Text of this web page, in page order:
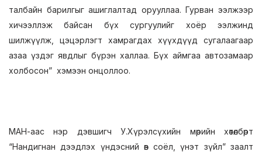
талбайн барилгыг ашиглалтад орууллаа. Гурван ээлжээр
хичээллэж байсан бүх сургуулийг хоёр ээлжинд
шилжүүлж, цэцэрлэгт хамрагдах хүүхдүүд сугалаагаар
азаа үздэг явдлыг бүрэн халлаа. Бүх аймгаа автозамаар
холбосон” хэмээн онцоллоо.
МАН-аас нэр дэвшигч У.Хүрэлсүхийн мөрийн хөтөлбөрт
“Нандигнан дээдлэх үндэсний өв соёл, үнэт зүйл” заалт